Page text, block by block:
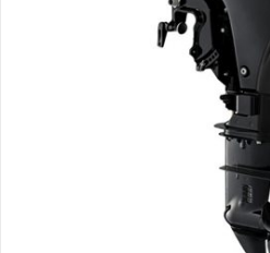
HonWave - Gummibåtar